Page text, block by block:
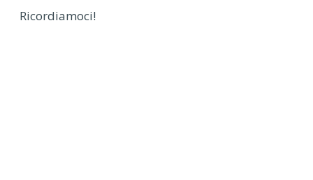
Ricordiamoci!